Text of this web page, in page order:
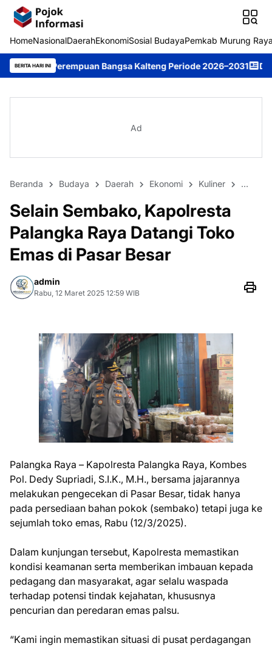
HomeNasionalDaerahEkonomiSosial BudayaPemkab Murung
BERITA HARI INIBangsa Kalteng Periode 2026–2031 DPRD Murung
Ad
Beranda Budaya Daerah Ekonomi Kuliner
Selain Sembako, Kapolresta
Palangka Raya Datangi Toko
Emas di Pasar Besar
admin
Rabu, 12 Maret 2025 12:59 WIB
Palangka Raya – Kapolresta Palangka Raya, Kombes
Pol. Dedy Supriadi, S.I.K., M.H., bersama jajarannya
melakukan pengecekan di Pasar Besar, tidak hanya
pada persediaan bahan pokok (sembako) tetapi juga ke
sejumlah toko emas, Rabu (12/3/2025).
Dalam kunjungan tersebut, Kapolresta memastikan
kondisi keamanan serta memberikan imbauan kepada
pedagang dan masyarakat, agar selalu waspada
terhadap potensi tindak kejahatan, khususnya
pencurian dan peredaran emas palsu.
“Kami ingin memastikan situasi di pusat perdagangan